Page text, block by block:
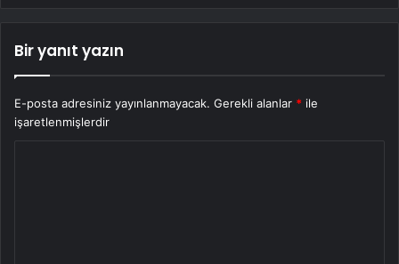
Bir yanıt yazın
E-posta adresiniz yayınlanmayacak. Gerekli alanlar * ile
işaretlenmişlerdir